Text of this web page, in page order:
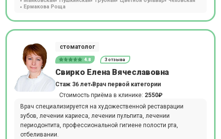
Ермакова Роща
стоматолог
4.8 3 отзыва
Свирко Елена Вячеславовна
Стаж 36 лет Врач первой категории
Стоимость приёма в клинике: 2550₽
Врач специализируется на художественной реставрации
зубов, лечении кариеса, лечении пульпита, лечении
периодонтита, профессиональной гигиене полости рта,
отбеливании.